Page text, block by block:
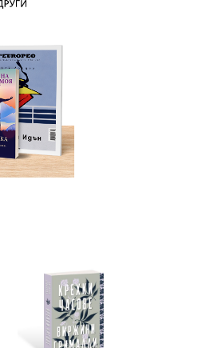
-9.46 EUR (18.50 ЛВ.)